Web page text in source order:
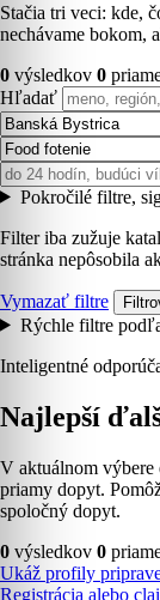
Stačia tri veci: kde,
nechávame bokom,
0 výsledkov 0
Hľadať
Pokročilé filtre,
Filter iba zužuje
stránka nepôsobila
Vymazať filtre
Rýchle filtre
Inteligentné
Najlepší
V aktuálnom výbere
priamy dopyt.
spoločný dopyt.
0 výsledkov 0
Ukáž profily
Registrácia alebo